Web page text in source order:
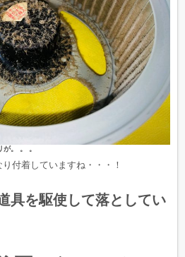
。 。 。
付着していますね・・・！
具を駆使して落としてい